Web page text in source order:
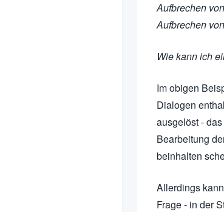
Aufbrechen
Aufbrechen
Wie kann ich
Im obigen
Dialogen
ausgelöst -
Bearbeitung
beinhalten
Allerdings
Frage - in der